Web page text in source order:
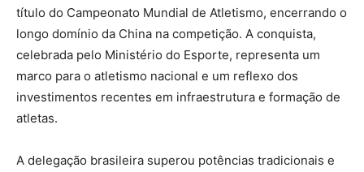
título do Campeonato Mundial de Atletismo, encerrando o
longo domínio da China na competição. A conquista,
celebrada pelo Ministério do Esporte, representa um
marco para o atletismo nacional e um reflexo dos
investimentos recentes em infraestrutura e formação de
atletas.
A delegação brasileira superou potências tradicionais e